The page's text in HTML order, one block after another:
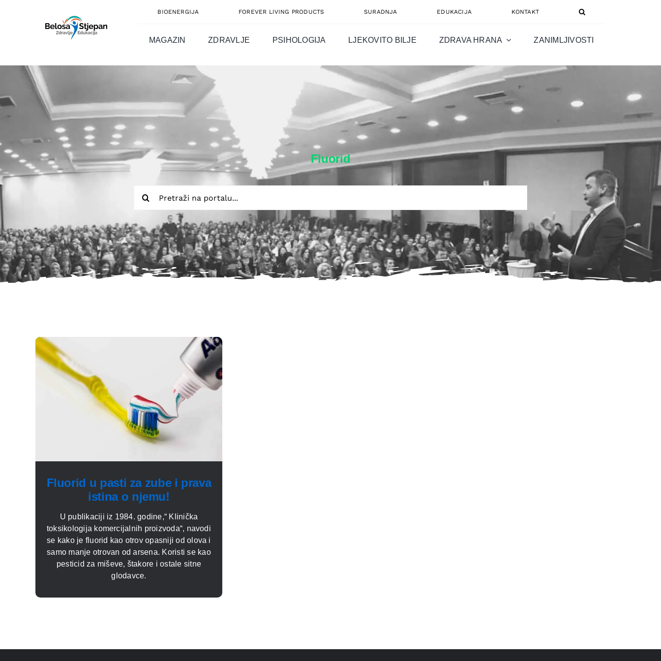
BIOENERGIJA FOREVER LIVING PRODUCTS SURADNJA EDUKACIJA KONTAKT
MAGAZIN ZDRAVLJE PSIHOLOGIJA LJEKOVITO BILJE ZDRAVA HRANA ZANIMLJIVOSTI
Fluorid
Fluorid u pasti za zube i prava
istina o njemu!
U publikaciji iz 1984. godine,“ Klinička
toksikologija komercijalnih proizvoda“, navodi
se kako je fluorid kao otrov opasniji od olova i
samo manje otrovan od arsena. Koristi se kao
pesticid za miševe, štakore i ostale sitne
glodavce.